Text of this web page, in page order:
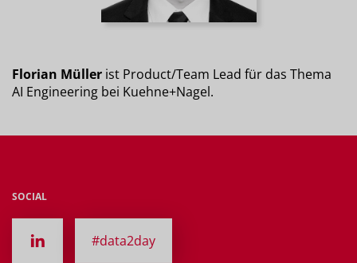
Florian Müller ist Product/Team Lead für das Thema
AI Engineering bei Kuehne+Nagel.
SOCIAL
#data2day